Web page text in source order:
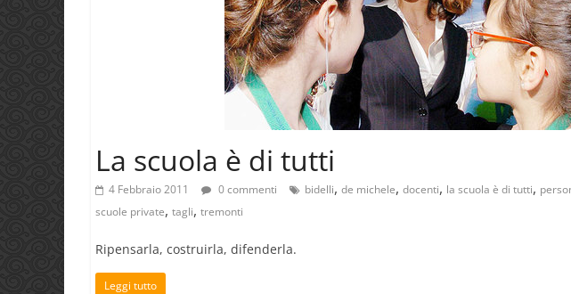
La scuola è di tutti
4 Febbraio 2011 0 commenti bidelli, de michele, docenti, la scuola è di tutti,
scuole private, tagli, tremonti
Ripensarla, costruirla, difenderla.
Leggi tutto